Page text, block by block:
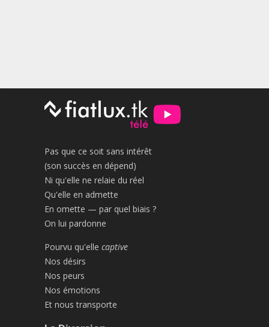
Pas que ce soit sans intérêt
(son succès en dépend)
Ni qu'elle ne relaie du réel
Qu'elle en admette
En omette — par quel biais ?
On lui pardonne
Pourvu qu'elle captive
Nos désirs
Nos peurs
Nos émotions
Et nous transporte